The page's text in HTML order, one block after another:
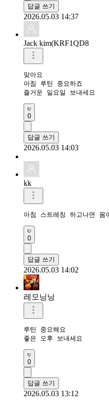
답글 쓰기
2026.05.03 14:37
Jack kim(KRF1QD8
맞아요
아침 루틴 중요하죠
0
답글 쓰기
2026.05.03 14:03
kk
아침 스트레칭 하고나면
0
답글 쓰기
2026.05.03 14:02
레모닝닝
루틴 중요해요
좋은 오후 보내세요
0
답글 쓰기
2026.05.03 13:12